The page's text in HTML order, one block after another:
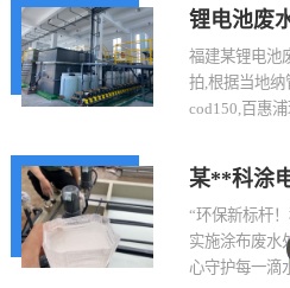
锂电池废
福建某锂电池
拍,根据当地纳
cod150,百惠
某**科涂
例
“环保新标杆
实施涂布废水
心守护每一滴